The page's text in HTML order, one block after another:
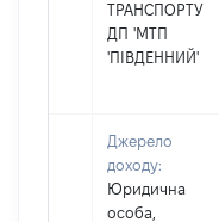
ТРАНСПОРТУ
ДП 'МТП
'ПІВДЕННИЙ'
Джерело
доходу:
Юридична
особа,